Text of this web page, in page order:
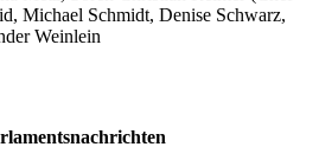
Michael Schmidt, Denise Schwarz,
Weinlein